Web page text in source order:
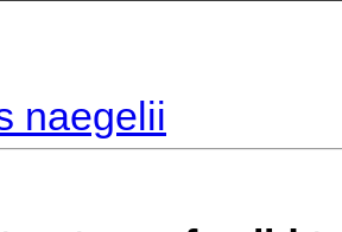
naegelii